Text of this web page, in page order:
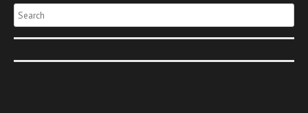
Search